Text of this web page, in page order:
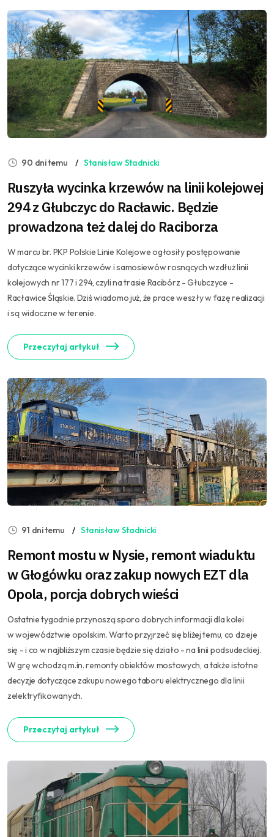
90 dni temu Stanisław Stadnicki
Ruszyła wycinka krzewów na linii kolejowej
294 z Głubczyc do Racławic. Będzie
prowadzona też dalej do Raciborza
W marcu br. PKP Polskie Linie Kolejowe ogłosiły postępowanie
dotyczące wycinki krzewów i samosiewów rosnących wzdłuż linii
kolejowych nr 177 i 294, czyli na trasie Racibórz - Głubczyce -
Racławice Śląskie. Dziś wiadomo już, że prace weszły w fazę realizacji
i są widoczne w terenie.
Przeczytaj artykuł
91 dni temu Stanisław Stadnicki
Remont mostu w Nysie, remont wiaduktu
w Głogówku oraz zakup nowych EZT dla
Opola, porcja dobrych wieści
Ostatnie tygodnie przynoszą sporo dobrych informacji dla kolei
w województwie opolskim. Warto przyjrzeć się bliżej temu, co dzieje
się - i co w najbliższym czasie będzie się działo - na linii podsudeckiej.
W grę wchodzą m.in. remonty obiektów mostowych, a także istotne
decyzje dotyczące zakupu nowego taboru elektrycznego dla linii
zelektryfikowanych.
Przeczytaj artykuł